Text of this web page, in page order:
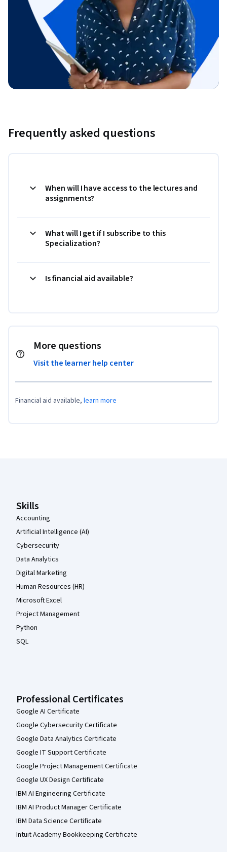
Frequently asked questions
When will I have access to the lectures and
assignments?
What will I get if I subscribe to this
Specialization?
Is financial aid available?
More questions
Visit the learner help center
Financial aid available, learn more
Skills
Accounting
Artificial Intelligence (AI)
Cybersecurity
Data Analytics
Digital Marketing
Human Resources (HR)
Microsoft Excel
Project Management
Python
SQL
Professional Certificates
Google AI Certificate
Google Cybersecurity Certificate
Google Data Analytics Certificate
Google IT Support Certificate
Google Project Management Certificate
Google UX Design Certificate
IBM AI Engineering Certificate
IBM AI Product Manager Certificate
IBM Data Science Certificate
Intuit Academy Bookkeeping Certificate